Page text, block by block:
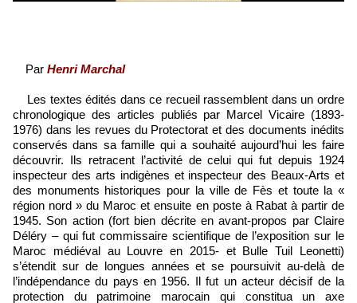
Par Henri Marchal
Les textes édités dans ce recueil rassemblent dans un ordre
chronologique des articles publiés par Marcel Vicaire (1893-
1976) dans les revues du Protectorat et des documents inédits
conservés dans sa famille qui a souhaité aujourd’hui les faire
découvrir. Ils retracent l’activité de celui qui fut depuis 1924
inspecteur des arts indigènes et inspecteur des Beaux-Arts et
des monuments historiques pour la ville de Fès et toute la «
région nord » du Maroc et ensuite en poste à Rabat à partir de
1945. Son action (fort bien décrite en avant-propos par Claire
Déléry – qui fut commissaire scientifique de l’exposition sur le
Maroc médiéval au Louvre en 2015- et Bulle Tuil Leonetti)
s’étendit sur de longues années et se poursuivit au-delà de
l’indépendance du pays en 1956. Il fut un acteur décisif de la
protection du patrimoine marocain qui constitua un axe